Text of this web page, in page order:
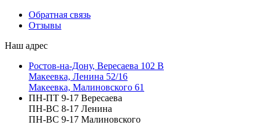
Обратная связь
Отзывы
Наш адрес
Ростов-на-Дону, Вересаева 102 В
Макеевка, Ленина 52/16
Макеевка, Малиновского 61
ПН-ПТ 9-17 Вересаева
ПН-ВС 8-17 Ленина
ПН-ВС 9-17 Малиновского